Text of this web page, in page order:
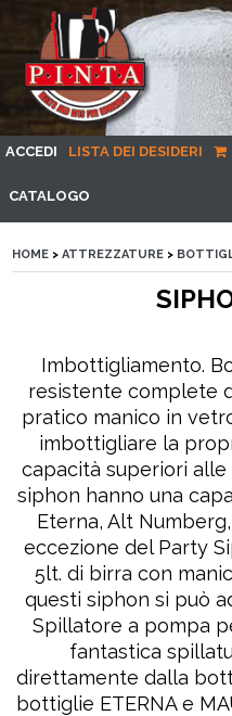
ACCEDI LISTA DEI DESIDERI
CATALOGO
HOME >ATTREZZATURE >
Imbottigliamento.
resistente complete
pratico manico in
imbottigliare la
capacità superiori alle
siphon hanno una
Eterna, Alt
eccezione del Party
5lt. di birra con
questi siphon si può
Spillatore a pompa
fantastica
direttamente dalla
bottiglie ETERNA e